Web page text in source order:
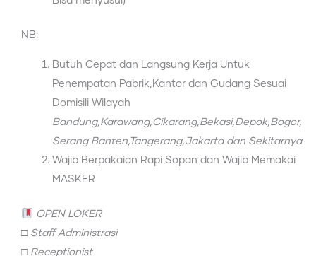
NB:
Butuh Cepat dan Langsung Kerja Untuk
Penempatan Pabrik,Kantor dan Gudang Sesuai
Domisili Wilayah
Bandung,Karawang,Cikarang,Bekasi,Depok,Bogor,
Serang Banten,Tangerang,Jakarta dan Sekitarnya
Wajib Berpakaian Rapi Sopan dan Wajib Memakai
MASKER
OPEN LOKER
□ Staff Administrasi
□ Receptionist